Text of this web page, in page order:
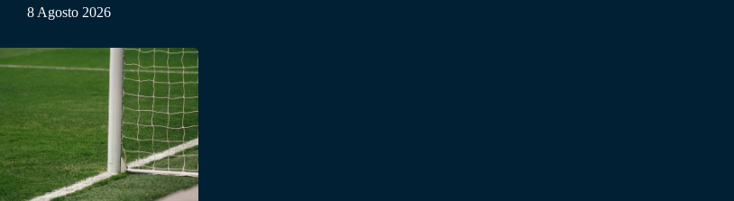
8 Agosto 2026